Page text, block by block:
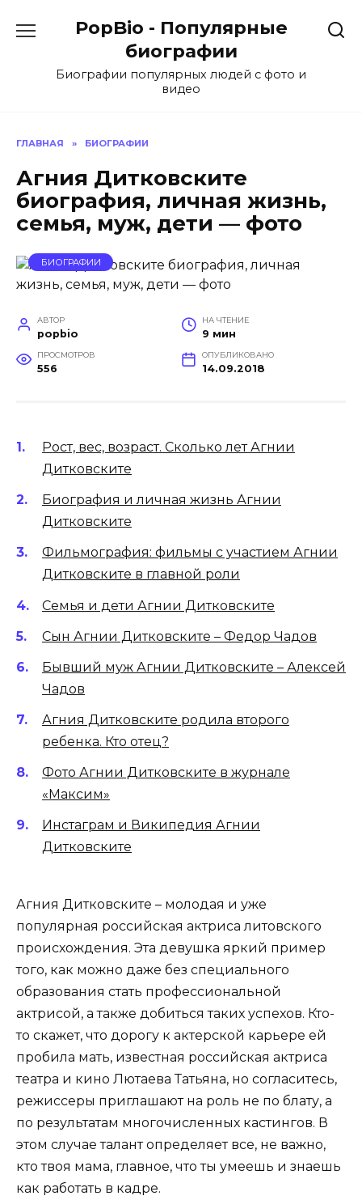
PopBio - Популярные
биографии
Биографии популярных людей с фото и
видео
ГЛАВНАЯ » БИОГРАФИИ
Агния Дитковските
биография, личная жизнь,
семья, муж, дети — фото
БИОГРАФИИ
АВТОР
popbio
НА ЧТЕНИЕ
9 мин
ПРОСМОТРОВ
556
ОПУБЛИКОВАНО
14.09.2018
Рост, вес, возраст. Сколько лет Агнии
Дитковските
Биография и личная жизнь Агнии
Дитковските
Фильмография: фильмы с участием Агнии
Дитковските в главной роли
Семья и дети Агнии Дитковските
Сын Агнии Дитковските – Федор Чадов
Бывший муж Агнии Дитковските – Алексей
Чадов
Агния Дитковските родила второго
ребенка. Кто отец?
Фото Агнии Дитковските в журнале
«Максим»
Инстаграм и Википедия Агнии
Дитковските
Агния Дитковските – молодая и уже
популярная российская актриса литовского
происхождения. Эта девушка яркий пример
того, как можно даже без специального
образования стать профессиональной
актрисой, а также добиться таких успехов. Кто-
то скажет, что дорогу к актерской карьере ей
пробила мать, известная российская актриса
театра и кино Лютаева Татьяна, но согласитесь,
режиссеры приглашают на роль не по блату, а
по результатам многочисленных кастингов. В
этом случае талант определяет все, не важно,
кто твоя мама, главное, что ты умеешь и знаешь
как работать в кадре.